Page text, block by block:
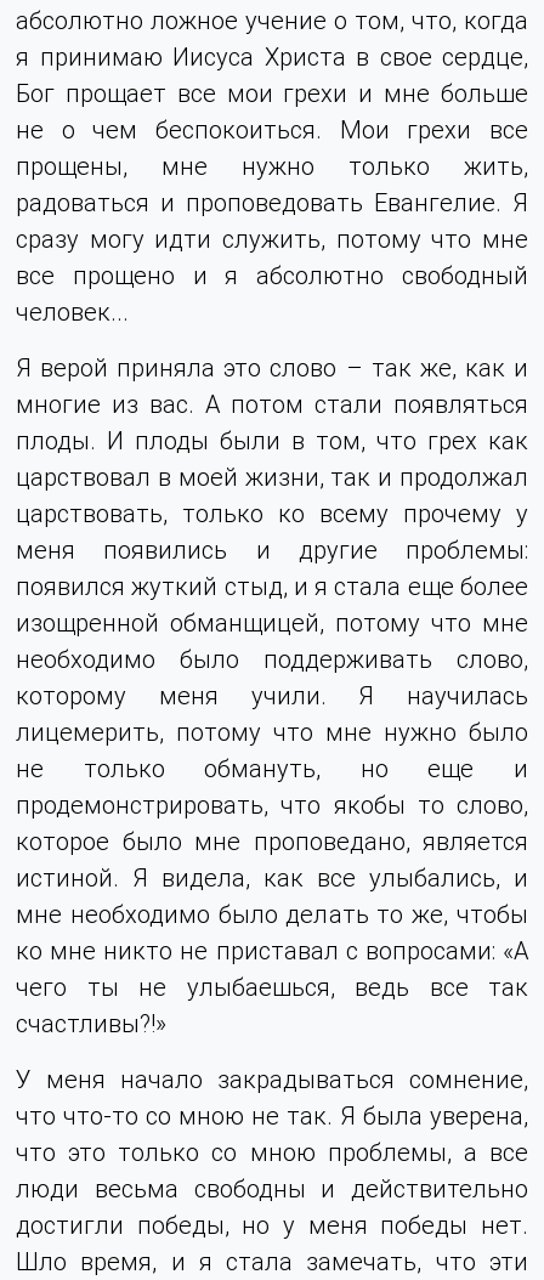
абсолютно ложное учение о том, что, когда
я принимаю Иисуса Христа в свое сердце,
Бог прощает все мои грехи и мне больше
не о чем беспокоиться. Мои грехи все
прощены, мне нужно только жить,
радоваться и проповедовать Евангелие. Я
сразу могу идти служить, потому что мне
все прощено и я абсолютно свободный
человек...
Я верой приняла это слово – так же, как и
многие из вас. А потом стали появляться
плоды. И плоды были в том, что грех как
царствовал в моей жизни, так и продолжал
царствовать, только ко всему прочему у
меня появились и другие проблемы:
появился жуткий стыд, и я стала еще более
изощренной обманщицей, потому что мне
необходимо было поддерживать слово,
которому меня учили. Я научилась
лицемерить, потому что мне нужно было
не только обмануть, но еще и
продемонстрировать, что якобы то слово,
которое было мне проповедано, является
истиной. Я видела, как все улыбались, и
мне необходимо было делать то же, чтобы
ко мне никто не приставал с вопросами: «А
чего ты не улыбаешься, ведь все так
счастливы?!»
У меня начало закрадываться сомнение,
что что-то со мною не так. Я была уверена,
что это только со мною проблемы, а все
люди весьма свободны и действительно
достигли победы, но у меня победы нет.
Шло время, и я стала замечать, что эти